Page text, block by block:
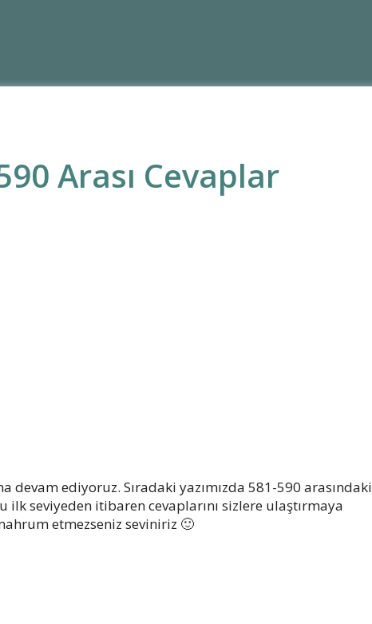
Arası Cevaplar
devam ediyoruz. Sıradaki yazımızda 581-590 arasındaki
seviyeden itibaren cevaplarını sizlere ulaştırmaya
etmezseniz seviniriz 🙂